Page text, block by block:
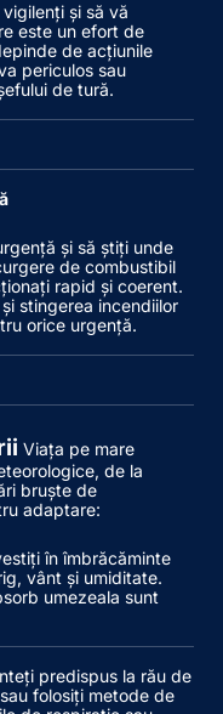
și să vă
este un efort de
de acțiunile
periculos sau
de tură.
și să știți unde
de combustibil
rapid și coerent.
stingerea incendiilor
orice urgență.
Viața pe mare
de la
bruște de
adaptare:
în îmbrăcăminte
vânt și umiditate.
umezeala sunt
predispus la rău de
folosiți metode de